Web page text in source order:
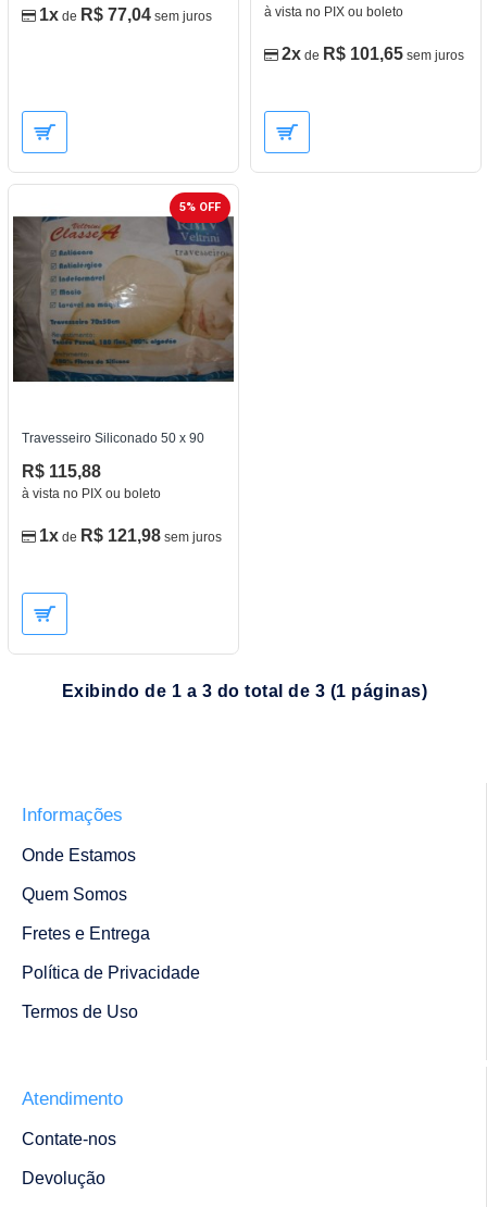
1x de R$ 77,04 sem juros à vista no PIX ou boleto
2xde R$ 101,65sem juros
5% OFF
Travesseiro Siliconado 50 x 90
R$ 115,88
à vista no PIX ou boleto
1x de R$ 121,98 sem juros
Exibindo de 1 a 3 do total de 3 (1 páginas)
Informações
Onde Estamos
Quem Somos
Fretes e Entrega
Política de Privacidade
Termos de Uso
Atendimento
Contate-nos
Devolução